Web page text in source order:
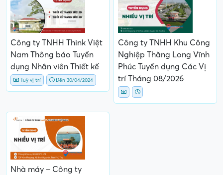
Công ty TNHH Think Việt
Nam Thông báo Tuyển
dụng Nhân viên Thiết kế
Tuỳ vị trí Đến 30/04/2024
Công ty TNHH Khu Công
Nghiệp Thăng Long Vĩnh
Phúc Tuyển dụng Các Vị
trí Tháng 08/2026
Nhà máy – Công ty